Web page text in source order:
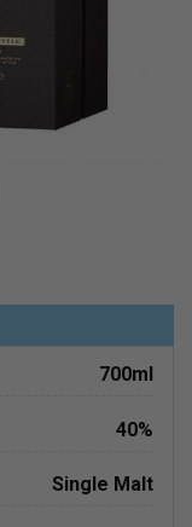
700ml
40%
Single Malt